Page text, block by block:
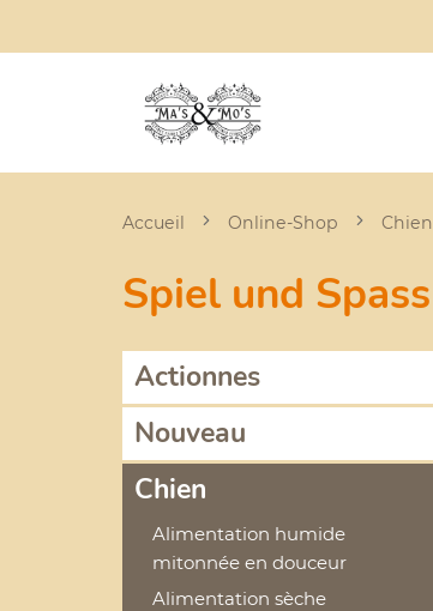
Accueil Online-Shop Chien
Spiel und Spass
Actionnes
Nouveau
Chien
Alimentation humide
mitonnée en douceur
Alimentation sèche